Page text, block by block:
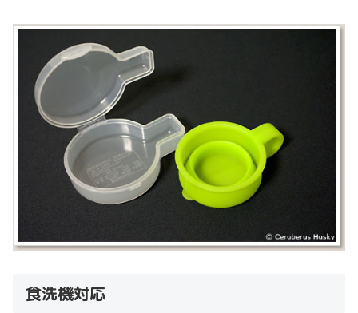
食洗機対応